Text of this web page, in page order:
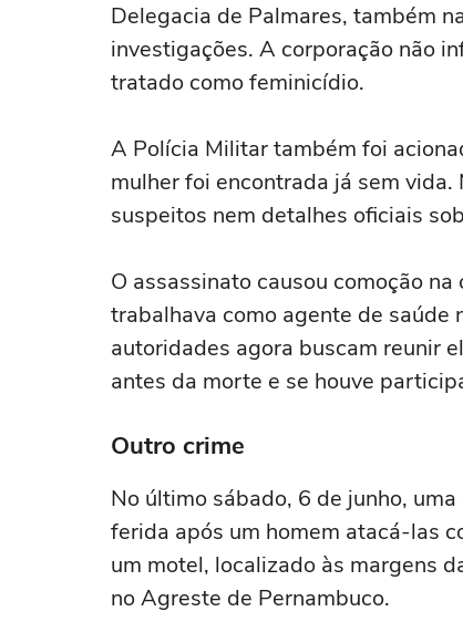
Delegacia de Palmares, também
investigações. A corporação não
tratado como feminicídio.
A Polícia Militar também foi
mulher foi encontrada já sem
suspeitos nem detalhes oficiais
O assassinato causou comoção
trabalhava como agente de saúde
autoridades agora buscam reunir
antes da morte e se houve
Outro crime
No último sábado, 6 de junho,
ferida após um homem atacá-las
um motel, localizado às margens
no Agreste de Pernambuco.